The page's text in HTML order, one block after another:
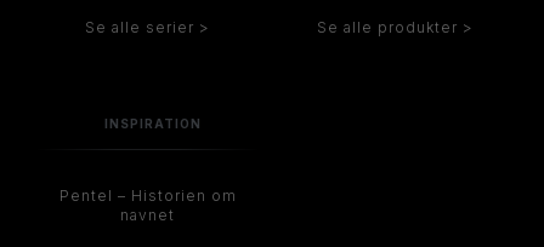
Se alle serier > Se alle produkter >
INSPIRATION
Pentel – Historien om
navnet